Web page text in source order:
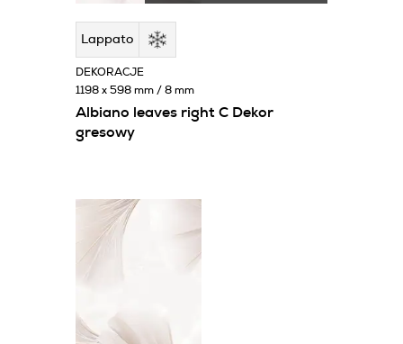
Lappato
Albiano leaves right C Dekor
gresowy
DEKORACJE
1198 x 598 mm / 8 mm